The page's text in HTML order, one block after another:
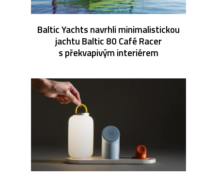
Baltic Yachts navrhli minimalistickou
jachtu Baltic 80 Café Racer
s překvapivým interiérem